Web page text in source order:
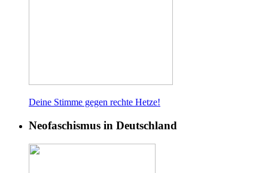
Deine Stimme gegen rechte Hetze!
Neofaschismus in Deutschland